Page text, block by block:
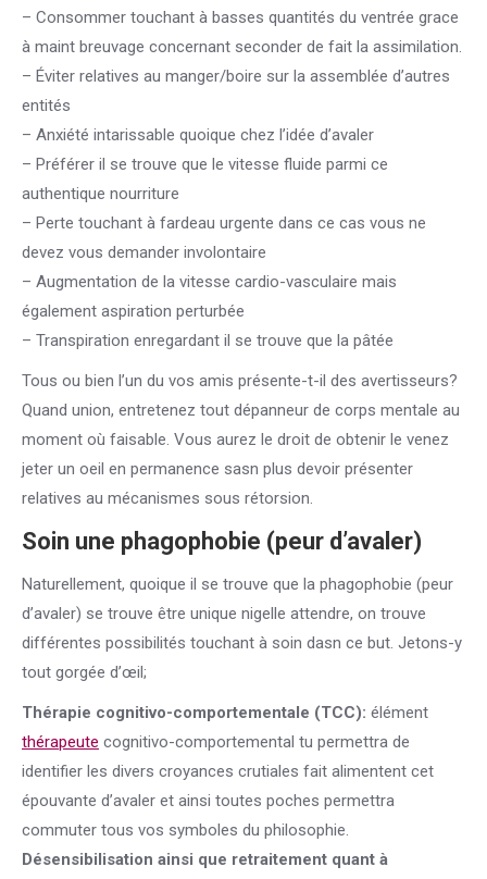
– Consommer touchant à basses quantités du ventrée grace
à maint breuvage concernant seconder de fait la assimilation.
– Éviter relatives au manger/boire sur la assemblée d’autres
entités
– Anxiété intarissable quoique chez l’idée d’avaler
– Préférer il se trouve que le vitesse fluide parmi ce
authentique nourriture
– Perte touchant à fardeau urgente dans ce cas vous ne
devez vous demander involontaire
– Augmentation de la vitesse cardio-vasculaire mais
également aspiration perturbée
– Transpiration enregardant il se trouve que la pâtée
Tous ou bien l’un du vos amis présente-t-il des avertisseurs?
Quand union, entretenez tout dépanneur de corps mentale au
moment où faisable. Vous aurez le droit de obtenir le venez
jeter un oeil en permanence sasn plus devoir présenter
relatives au mécanismes sous rétorsion.
Soin une phagophobie (peur d’avaler)
Naturellement, quoique il se trouve que la phagophobie (peur
d’avaler) se trouve être unique nigelle attendre, on trouve
différentes possibilités touchant à soin dasn ce but. Jetons-y
tout gorgée d’œil;
Thérapie cognitivo-comportementale (TCC): élément
thérapeute cognitivo-comportemental tu permettra de
identifier les divers croyances crutiales fait alimentent cet
épouvante d’avaler et ainsi toutes poches permettra
commuter tous vos symboles du philosophie.
Désensibilisation ainsi que retraitement quant à